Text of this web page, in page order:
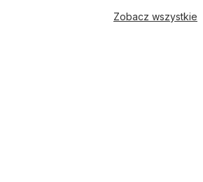
Zobacz wszystkie